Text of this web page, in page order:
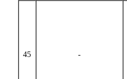
45 -